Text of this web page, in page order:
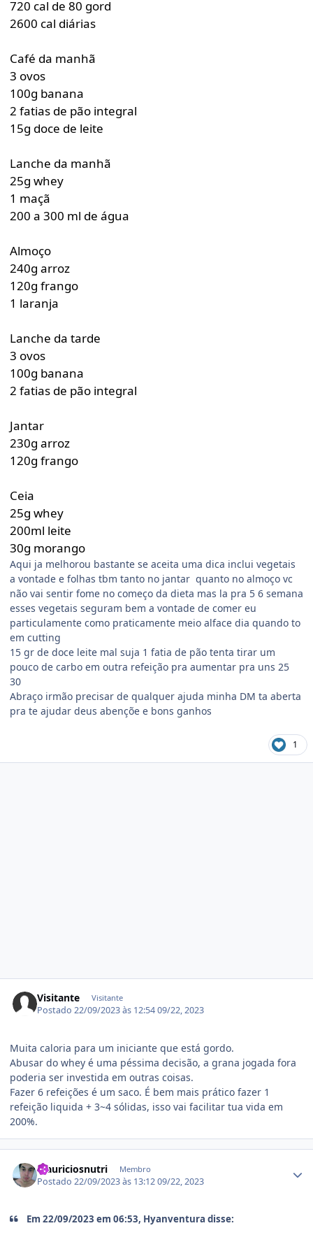
720 cal de 80 gord
2600 cal diárias
Café da manhã
3 ovos
100g banana
2 fatias de pão integral
15g doce de leite
Lanche da manhã
25g whey
1 maçã
200 a 300 ml de água
Almoço
240g arroz
120g frango
1 laranja
Lanche da tarde
3 ovos
100g banana
2 fatias de pão integral
Jantar
230g arroz
120g frango
Ceia
25g whey
200ml leite
30g morango
Aqui ja melhorou bastante se aceita uma dica inclui vegetais
a vontade e folhas tbm tanto no jantar quanto no almoço vc
não vai sentir fome no começo da dieta mas la pra 5 6 semana
esses vegetais seguram bem a vontade de comer eu
particulamente como praticamente meio alface dia quando to
em cutting
15 gr de doce leite mal suja 1 fatia de pão tenta tirar um
pouco de carbo em outra refeição pra aumentar pra uns 25
30
Abraço irmão precisar de qualquer ajuda minha DM ta aberta
pra te ajudar deus abençõe e bons ganhos
1
Visitante Visitante
Postado22/09/2023 às 12:5409/22, 2023
Muita caloria para um iniciante que está gordo.
Abusar do whey é uma péssima decisão, a grana jogada fora
poderia ser investida em outras coisas.
Fazer 6 refeições é um saco. É bem mais prático fazer 1
refeição liquida + 3~4 sólidas, isso vai facilitar tua vida em
200%.
Mauriciosnutri Membro
Postado22/09/2023 às 13:1209/22, 2023
Em 22/09/2023 em 06:53, Hyanventura disse: